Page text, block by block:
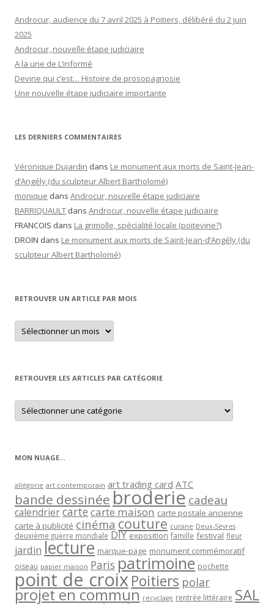
Androcur, audience du 7 avril 2025 à Poitiers, délibéré du 2 juin
2025
Androcur, nouvelle étape judiciaire
A la une de L’informé
Devine qui c’est… Histoire de prosopagnosie
Une nouvelle étape judiciaire importante
LES DERNIERS COMMENTAIRES
Véronique Dujardin dans Le monument aux morts de Saint-Jean-
d’Angély (du sculpteur Albert Bartholomé)
monique dans Androcur, nouvelle étape judiciaire
BARRIQUAULT dans Androcur, nouvelle étape judiciaire
FRANCOIS dans La grimolle, spécialité locale (poitevine?)
DROIN dans Le monument aux morts de Saint-Jean-d’Angély (du
sculpteur Albert Bartholomé)
RETROUVER UN ARTICLE PAR MOIS
Retrouver
un
article
RETROUVER LES ARTICLES PAR CATÉGORIE
Retrouver
les
articles
MON NUAGE…
allégorie art contemporain art trading card ATC
bande dessinée broderie cadeau
calendriercartecarte maison carte postale ancienne
carte à publicité cinéma couture cuisine Deux-Sèvres
deuxième guerre mondiale DIY exposition famille festival fleur
jardin lecture marque-page monument commémoratif
oiseau papier maison Paris patrimoine pochette
point de croixPoitiers polar
projet en commun recyclage rentrée littéraire SAL